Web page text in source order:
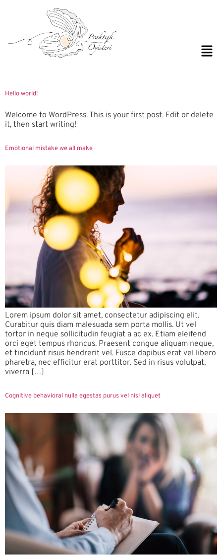
Auteur: admin
Hello world!
Welcome to WordPress. This is your first post. Edit or delete
it, then start writing!
Emotional mistake we all make
Lorem ipsum dolor sit amet, consectetur adipiscing elit.
Curabitur quis diam malesuada sem porta mollis. Ut vel
tortor in neque sollicitudin feugiat a ac ex. Etiam eleifend
orci eget tempus rhoncus. Praesent congue aliquam neque,
et tincidunt risus hendrerit vel. Fusce dapibus erat vel libero
pharetra, nec efficitur erat porttitor. Sed in risus volutpat,
viverra […]
Cognitive behavioral nulla egestas purus vel nisl aliquet